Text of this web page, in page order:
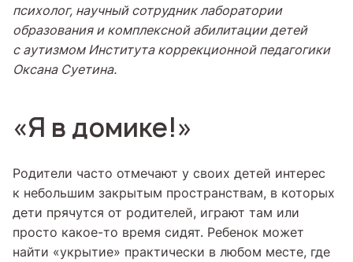
психолог, научный сотрудник лаборатории
образования и комплексной абилитации детей
с аутизмом Института коррекционной педагогики
Оксана Суетина.
«Я в домике!»
Родители часто отмечают у своих детей интерес
к небольшим закрытым пространствам, в которых
дети прячутся от родителей, играют там или
просто какое-то время сидят. Ребенок может
найти «укрытие» практически в любом месте, где